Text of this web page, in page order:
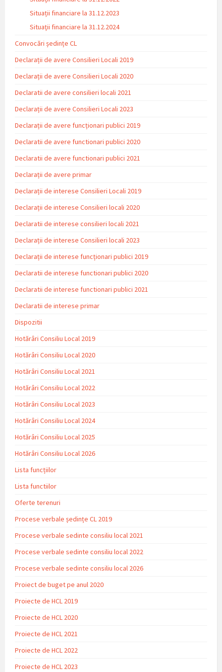
Situații financiare la 31.12.2023
Situaţii financiare la 31.12.2024
Convocări ședințe CL
Declarații de avere Consilieri Locali 2019
Declarații de avere Consilieri Locali 2020
Declaratii de avere consilieri locali 2021
Declarații de avere Consilieri Locali 2023
Declarații de avere funcționari publici 2019
Declaratii de avere functionari publici 2020
Declaratii de avere functionari publici 2021
Declarații de avere primar
Declarații de interese Consilieri Locali 2019
Declarații de interese Consilieri locali 2020
Declaratii de interese consilieri locali 2021
Declarații de interese Consilieri locali 2023
Declarații de interese funcționari publici 2019
Declaratii de interese functionari publici 2020
Declaratii de interese functionari publici 2021
Declaratii de interese primar
Dispozitii
Hotărâri Consiliu Local 2019
Hotărâri Consiliu Local 2020
Hotărâri Consiliu Local 2021
Hotărâri Consiliu Local 2022
Hotărâri Consiliu Local 2023
Hotărâri Consiliu Local 2024
Hotărâri Consiliu Local 2025
Hotărâri Consiliu Local 2026
Lista funcțiilor
Lista functiilor
Oferte terenuri
Procese verbale ședințe CL 2019
Procese verbale sedinte consiliu local 2021
Procese verbale sedinte consiliu local 2022
Procese verbale sedinte consiliu local 2026
Proiect de buget pe anul 2020
Proiecte de HCL 2019
Proiecte de HCL 2020
Proiecte de HCL 2021
Proiecte de HCL 2022
Proiecte de HCL 2023